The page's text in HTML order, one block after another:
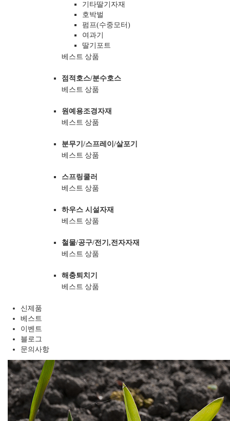
기타딸기자재
호박벌
펌프(수중모터)
여과기
딸기포트
베스트 상품
점적호스/분수호스
베스트 상품
원예용조경자재
베스트 상품
분무기/스프레이/살포기
베스트 상품
스프링쿨러
베스트 상품
하우스 시설자재
베스트 상품
철물/공구/전기,전자자재
베스트 상품
해충퇴치기
베스트 상품
신제품
베스트
이벤트
블로그
문의사항